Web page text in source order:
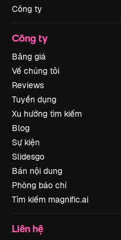
Công ty
Công ty
Bảng giá
Về chúng tôi
Reviews
Tuyển dụng
Xu hướng tìm kiếm
Blog
Sự kiện
Slidesgo
Bán nội dung
Phòng báo chí
Tìm kiếm magnific.ai
Liên hệ